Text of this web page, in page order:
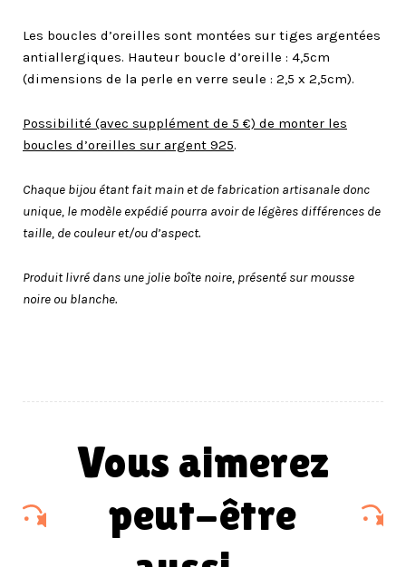
Les boucles d’oreilles sont montées sur tiges argentées
antiallergiques. Hauteur boucle d’oreille : 4,5cm
(dimensions de la perle en verre seule : 2,5 x 2,5cm).
Possibilité (avec supplément de 5 €) de monter les
boucles d’oreilles sur argent 925.
Chaque bijou étant fait main et de fabrication artisanale donc
unique, le modèle expédié pourra avoir de légères différences de
taille, de couleur et/ou d’aspect.
Produit livré dans une jolie boîte noire, présenté sur mousse
noire ou blanche.
vous aimerez
peut-être